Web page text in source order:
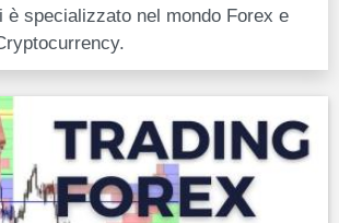
è specializzato nel mondo Forex e